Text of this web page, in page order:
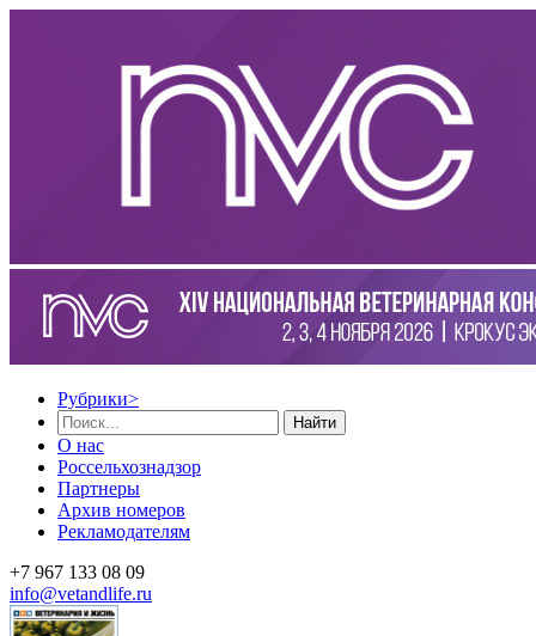
Рубрики>
Найти
О нас
Россельхознадзор
Партнеры
Архив номеров
Рекламодателям
+7 967 133 08 09
info@vetandlife.ru